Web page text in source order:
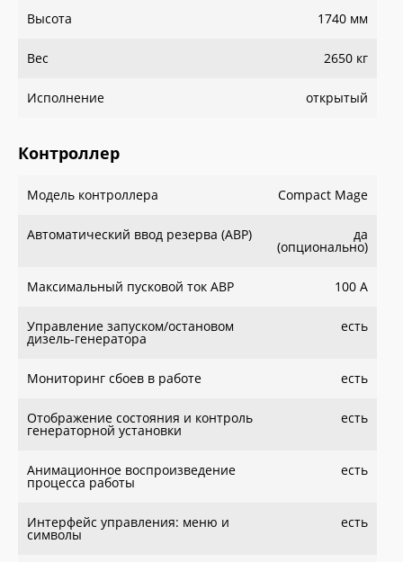
Высота 1740 мм
Вес 2650 кг
Исполнение открытый
Контроллер
Модель контроллера Сompact Mage
Автоматический ввод резерва (АВР) да
(опционально)
Максимальный пусковой ток АВР 100 А
Управление запуском/остановом
дизель-генератора
есть
Мониторинг сбоев в работе есть
Отображение состояния и контроль
генераторной установки
есть
Анимационное воспроизведение
процесса работы
есть
Интерфейс управления: меню и
символы
есть